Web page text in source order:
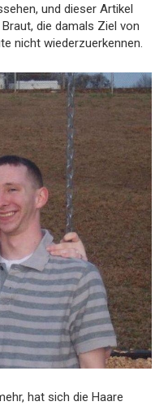
und dieser Artikel
die damals Ziel von
nicht wiederzuerkennen.
hat sich die Haare